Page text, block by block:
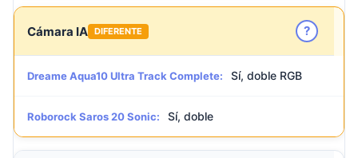
Cámara IA DIFERENTE ?
Dreame Aqua10 Ultra Track Complete: Sí, doble RGB
Roborock Saros 20 Sonic: Sí, doble